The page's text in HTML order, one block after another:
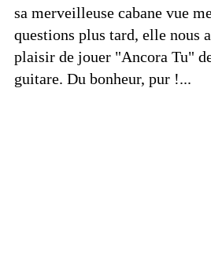
sa merveilleuse cabane vue
questions plus tard, elle nous
plaisir de jouer "Ancora Tu"
guitare. Du bonheur, pur !...